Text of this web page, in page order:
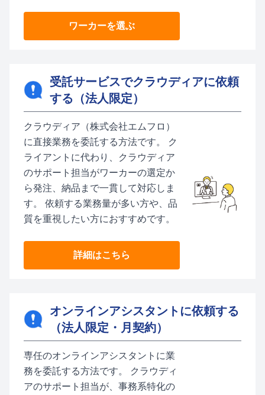
ワーカーを選ぶ
受託サービスでクラウディアに依頼
する（法人限定）
クラウディア（株式会社エムフロ）
に直接業務を委託する方法です。 ク
ライアントに代わり、クラウディア
のサポート担当がワーカーの選定か
ら発注、納品まで一貫して対応しま
す。 依頼する業務量が多い方や、品
質を重視したい方におすすめです。
詳細はこちら
オンラインアシスタントに依頼する
（法人限定・月契約）
専任のオンラインアシスタントに業
務を委託する方法です。 クラウディ
アのサポート担当が、事務系特化の